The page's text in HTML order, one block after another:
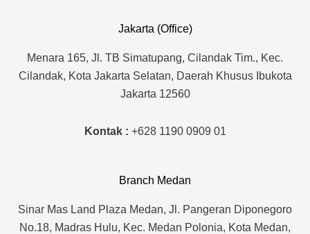
d
i
n
g
r
a
m
Jakarta (Office)
Menara 165, Jl. TB Simatupang, Cilandak Tim., Kec.
Cilandak, Kota Jakarta Selatan, Daerah Khusus Ibukota
Jakarta 12560
Kontak : +628 1190 0909 01
Branch Medan
Sinar Mas Land Plaza Medan, Jl. Pangeran Diponegoro
No.18, Madras Hulu, Kec. Medan Polonia, Kota Medan,